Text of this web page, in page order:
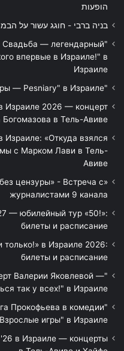
הופעות
בניה ברבי - חוגג עשור על הבמות! 2026 - כרטיסים ולוח
Свадьба — легендарный
впервые в Израиле!" в
Израиле
"Песняры — Pesniary" в Израиле
Израиле 2026 — концерт
Богомазова в Тель-Авиве
Израиле: «Откуда взялся
с Марком Лави в Тель-
Авиве
цензуры» - Встреча с
журналистами 9 канала
— юбилейный тур «50!»:
билеты и расписание
в Израиле 2026:
билеты и расписание
Валерии Яковлевой —
так у всех!" в Израиле
Прокофьева в комедии
Взрослые игры" в Израиле
'26 в Израиле — концерты